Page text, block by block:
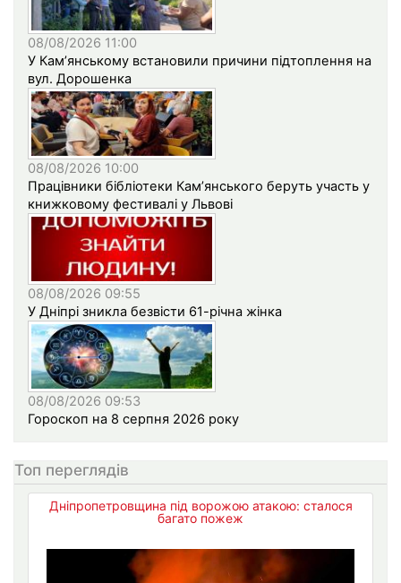
08/08/2026 11:00
У Кам’янському встановили причини підтоплення на
вул. Дорошенка
08/08/2026 10:00
Працівники бібліотеки Кам’янського беруть участь у
книжковому фестивалі у Львові
08/08/2026 09:55
У Дніпрі зникла безвісти 61-річна жінка
08/08/2026 09:53
Гороскоп на 8 серпня 2026 року
Топ переглядів
Дніпропетровщина під ворожою атакою: сталося
багато пожеж